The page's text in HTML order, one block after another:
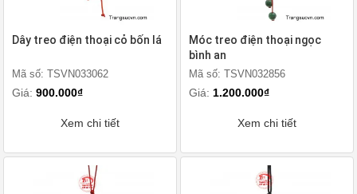
Dây treo điện thoại cỏ bốn lá
Mã số: TSVN033062
Giá: 900.000₫
Xem chi tiết
Móc treo điện thoại ngọc
bình an
Mã số: TSVN032856
Giá: 1.200.000₫
Xem chi tiết